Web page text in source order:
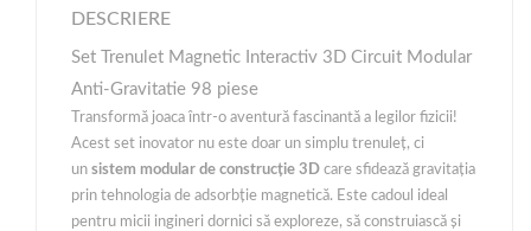
DESCRIERE
Set Trenulet Magnetic Interactiv 3D Circuit Modular
Anti-Gravitatie 98 piese
Transformă joaca într-o aventură fascinantă a legilor fizicii!
Acest set inovator nu este doar un simplu trenuleț, ci
un sistem modular de construcție 3D care sfidează gravitația
prin tehnologia de adsorbție magnetică. Este cadoul ideal
pentru micii ingineri dornici să exploreze, să construiască și